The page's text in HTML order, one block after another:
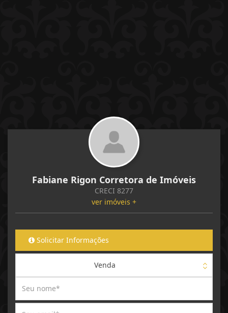
Fabiane Rigon Corretora de Imóveis
CRECI 8277
ver imóveis +
Solicitar Informações
Venda